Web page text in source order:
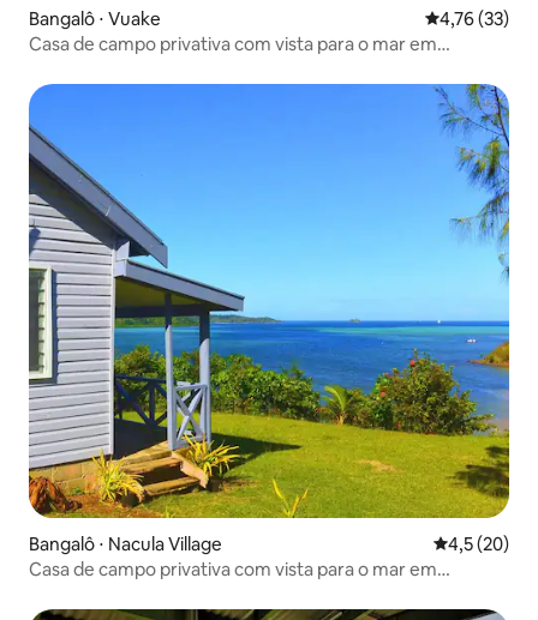
Bangalô ⋅ Vuake 4,76 de uma
4,76 (33)
Casa de campo privativa com vista para o mar em
Bangalô ⋅ Nacula Village 4,5 de uma
4,5 (20)
Casa de campo privativa com vista para o mar em